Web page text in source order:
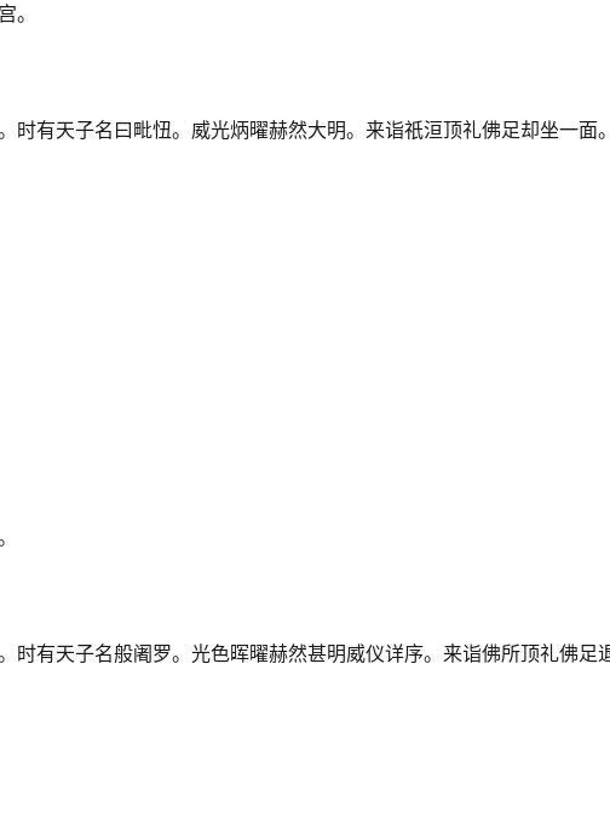
。
时有天子名曰毗忸。威光炳曜赫然大明。来诣祇洹顶礼佛足却坐一面
时有天子名般阇罗。光色晖曜赫然甚明威仪详序。来诣佛所顶礼佛足